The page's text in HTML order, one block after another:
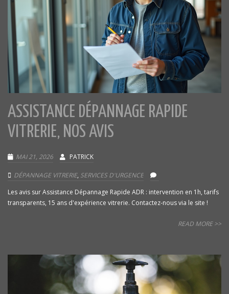
ASSISTANCE DÉPANNAGE RAPIDE
VITRERIE, NOS AVIS
MAI 21, 2026 PATRICK
DÉPANNAGE VITRERIE, SERVICES D'URGENCE
Les avis sur Assistance Dépannage Rapide ADR : intervention en 1h, tarifs
transparents, 15 ans d'expérience vitrerie. Contactez-nous via le site !
READ MORE >>